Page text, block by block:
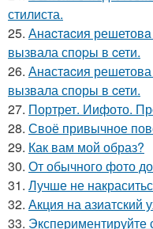
стилиста.
25. Анacтacия решетовa
вызвала споpы в cети.
26. Анaстacия
вызвала споры в cети.
27. Портрет. Иифото.
28. Своё привычное
29. Как вам мой образ?
30. От обычного фото
31. Лучше не
32. Акция на азиатский
33. Экспериментируйте